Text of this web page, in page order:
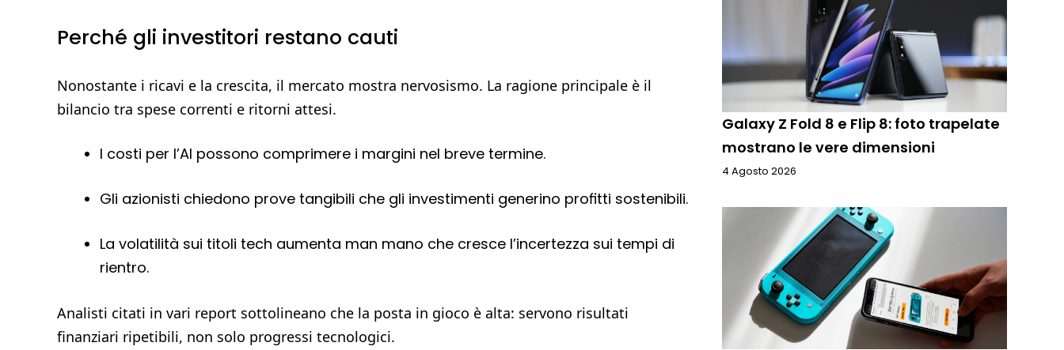
Perché gli investitori restano cauti
Nonostante i ricavi e la crescita, il mercato mostra nervosismo. La ragione principale è il
bilancio tra spese correnti e ritorni attesi.
I costi per l’AI possono comprimere i margini nel breve termine.
Gli azionisti chiedono prove tangibili che gli investimenti generino profitti sostenibili.
La volatilità sui titoli tech aumenta man mano che cresce l’incertezza sui tempi di
rientro.
Analisti citati in vari report sottolineano che la posta in gioco è alta: servono risultati
finanziari ripetibili, non solo progressi tecnologici.
Galaxy Z Fold 8 e Flip 8: foto trapelate
mostrano le vere dimensioni
4 Agosto 2026